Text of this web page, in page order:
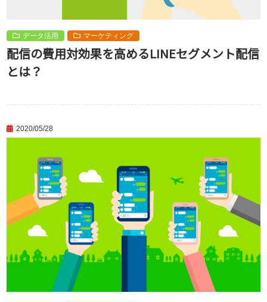
データ活用 マーケティング
配信の費用対効果を高めるLINEセグメント配信
とは？
2020/05/28